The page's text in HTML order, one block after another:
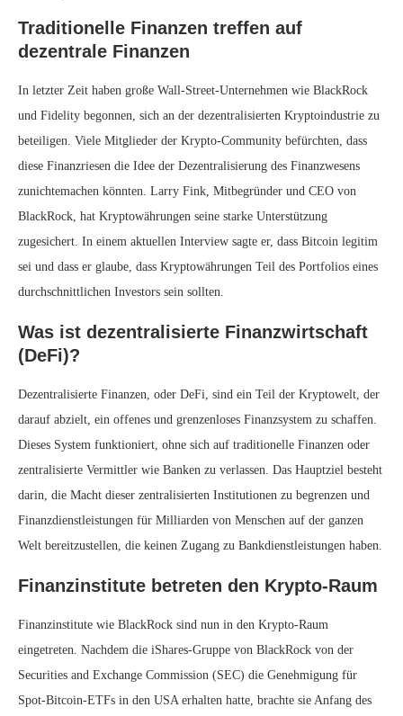
Traditionelle Finanzen treffen auf
dezentrale Finanzen
In letzter Zeit haben große Wall-Street-Unternehmen wie BlackRock
und Fidelity begonnen, sich an der dezentralisierten Kryptoindustrie zu
beteiligen. Viele Mitglieder der Krypto-Community befürchten, dass
diese Finanzriesen die Idee der Dezentralisierung des Finanzwesens
zunichtemachen könnten. Larry Fink, Mitbegründer und CEO von
BlackRock, hat Kryptowährungen seine starke Unterstützung
zugesichert. In einem aktuellen Interview sagte er, dass Bitcoin legitim
sei und dass er glaube, dass Kryptowährungen Teil des Portfolios eines
durchschnittlichen Investors sein sollten.
Was ist dezentralisierte Finanzwirtschaft
(DeFi)?
Dezentralisierte Finanzen, oder DeFi, sind ein Teil der Kryptowelt, der
darauf abzielt, ein offenes und grenzenloses Finanzsystem zu schaffen.
Dieses System funktioniert, ohne sich auf traditionelle Finanzen oder
zentralisierte Vermittler wie Banken zu verlassen. Das Hauptziel besteht
darin, die Macht dieser zentralisierten Institutionen zu begrenzen und
Finanzdienstleistungen für Milliarden von Menschen auf der ganzen
Welt bereitzustellen, die keinen Zugang zu Bankdienstleistungen haben.
Finanzinstitute betreten den Krypto-Raum
Finanzinstitute wie BlackRock sind nun in den Krypto-Raum
eingetreten. Nachdem die iShares-Gruppe von BlackRock von der
Securities and Exchange Commission (SEC) die Genehmigung für
Spot-Bitcoin-ETFs in den USA erhalten hatte, brachte sie Anfang des